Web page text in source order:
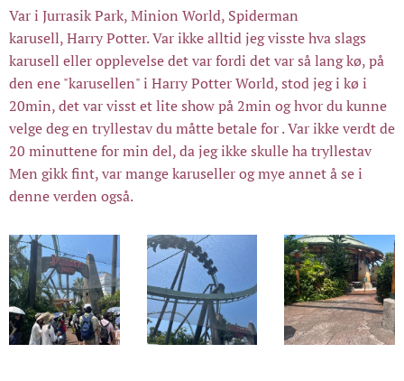
Var i Jurrasik Park, Minion World, Spiderman
karusell, Harry Potter. Var ikke alltid jeg visste hva slags
karusell eller opplevelse det var fordi det var så lang kø, på
den ene "karusellen" i Harry Potter World, stod jeg i kø i
20min, det var visst et lite show på 2min og hvor du kunne
velge deg en tryllestav du måtte betale for . Var ikke verdt de
20 minuttene for min del, da jeg ikke skulle ha tryllestav😂
Men gikk fint, var mange karuseller og mye annet å se i
denne verden også.